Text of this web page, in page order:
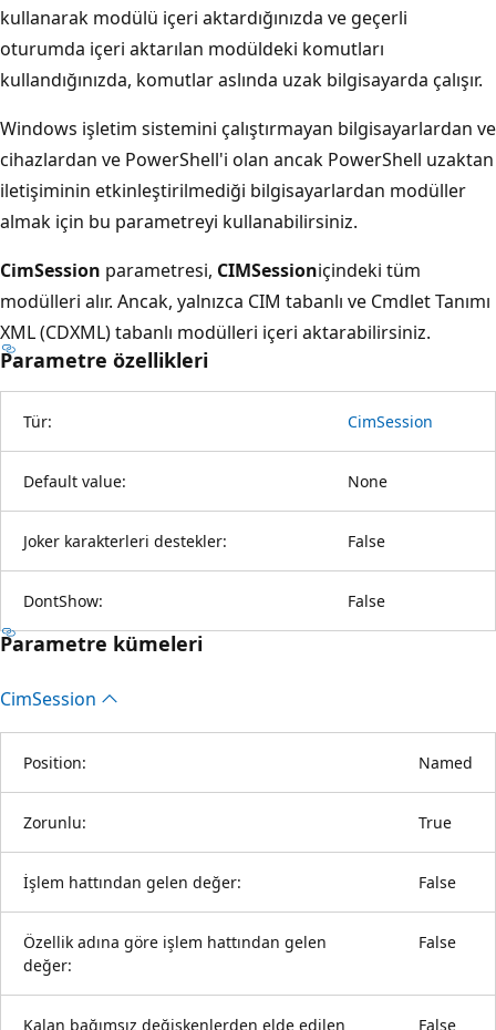
kullanarak modülü içeri aktardığınızda ve geçerli
oturumda içeri aktarılan modüldeki komutları
kullandığınızda, komutlar aslında uzak bilgisayarda çalışır.
Windows işletim sistemini çalıştırmayan bilgisayarlardan ve
cihazlardan ve PowerShell'i olan ancak PowerShell uzaktan
iletişiminin etkinleştirilmediği bilgisayarlardan modüller
almak için bu parametreyi kullanabilirsiniz.
CimSession parametresi, CIMSessioniçindeki tüm
modülleri alır. Ancak, yalnızca CIM tabanlı ve Cmdlet Tanımı
XML (CDXML) tabanlı modülleri içeri aktarabilirsiniz.
Parametre özellikleri
Tür: CimSession
Default value: None
Joker karakterleri destekler: False
DontShow: False
Parametre kümeleri
CimSession
Position: Named
Zorunlu: True
İşlem hattından gelen değer: False
Özellik adına göre işlem hattından gelen
değer:
False
Kalan bağımsız değişkenlerden elde edilen False